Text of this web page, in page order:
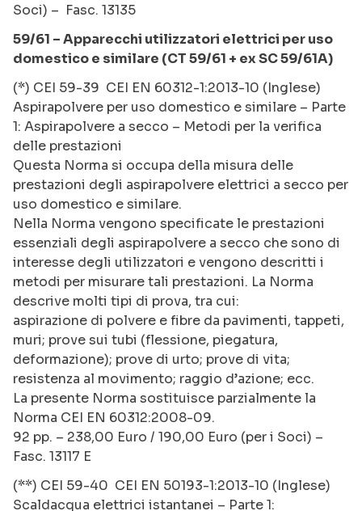
Soci) – Fasc. 13135
59/61 – Apparecchi utilizzatori elettrici per uso
domestico e similare (CT 59/61 + ex SC 59/61A)
(*) CEI 59-39 CEI EN 60312-1:2013-10 (Inglese)
Aspirapolvere per uso domestico e similare – Parte
1: Aspirapolvere a secco – Metodi per la verifica
delle prestazioni
Questa Norma si occupa della misura delle
prestazioni degli aspirapolvere elettrici a secco per
uso domestico e similare.
Nella Norma vengono specificate le prestazioni
essenziali degli aspirapolvere a secco che sono di
interesse degli utilizzatori e vengono descritti i
metodi per misurare tali prestazioni. La Norma
descrive molti tipi di prova, tra cui:
aspirazione di polvere e fibre da pavimenti, tappeti,
muri; prove sui tubi (flessione, piegatura,
deformazione); prove di urto; prove di vita;
resistenza al movimento; raggio d’azione; ecc.
La presente Norma sostituisce parzialmente la
Norma CEI EN 60312:2008-09.
92 pp. – 238,00 Euro / 190,00 Euro (per i Soci) –
Fasc. 13117 E
(**) CEI 59-40 CEI EN 50193-1:2013-10 (Inglese)
Scaldacqua elettrici istantanei – Parte 1: